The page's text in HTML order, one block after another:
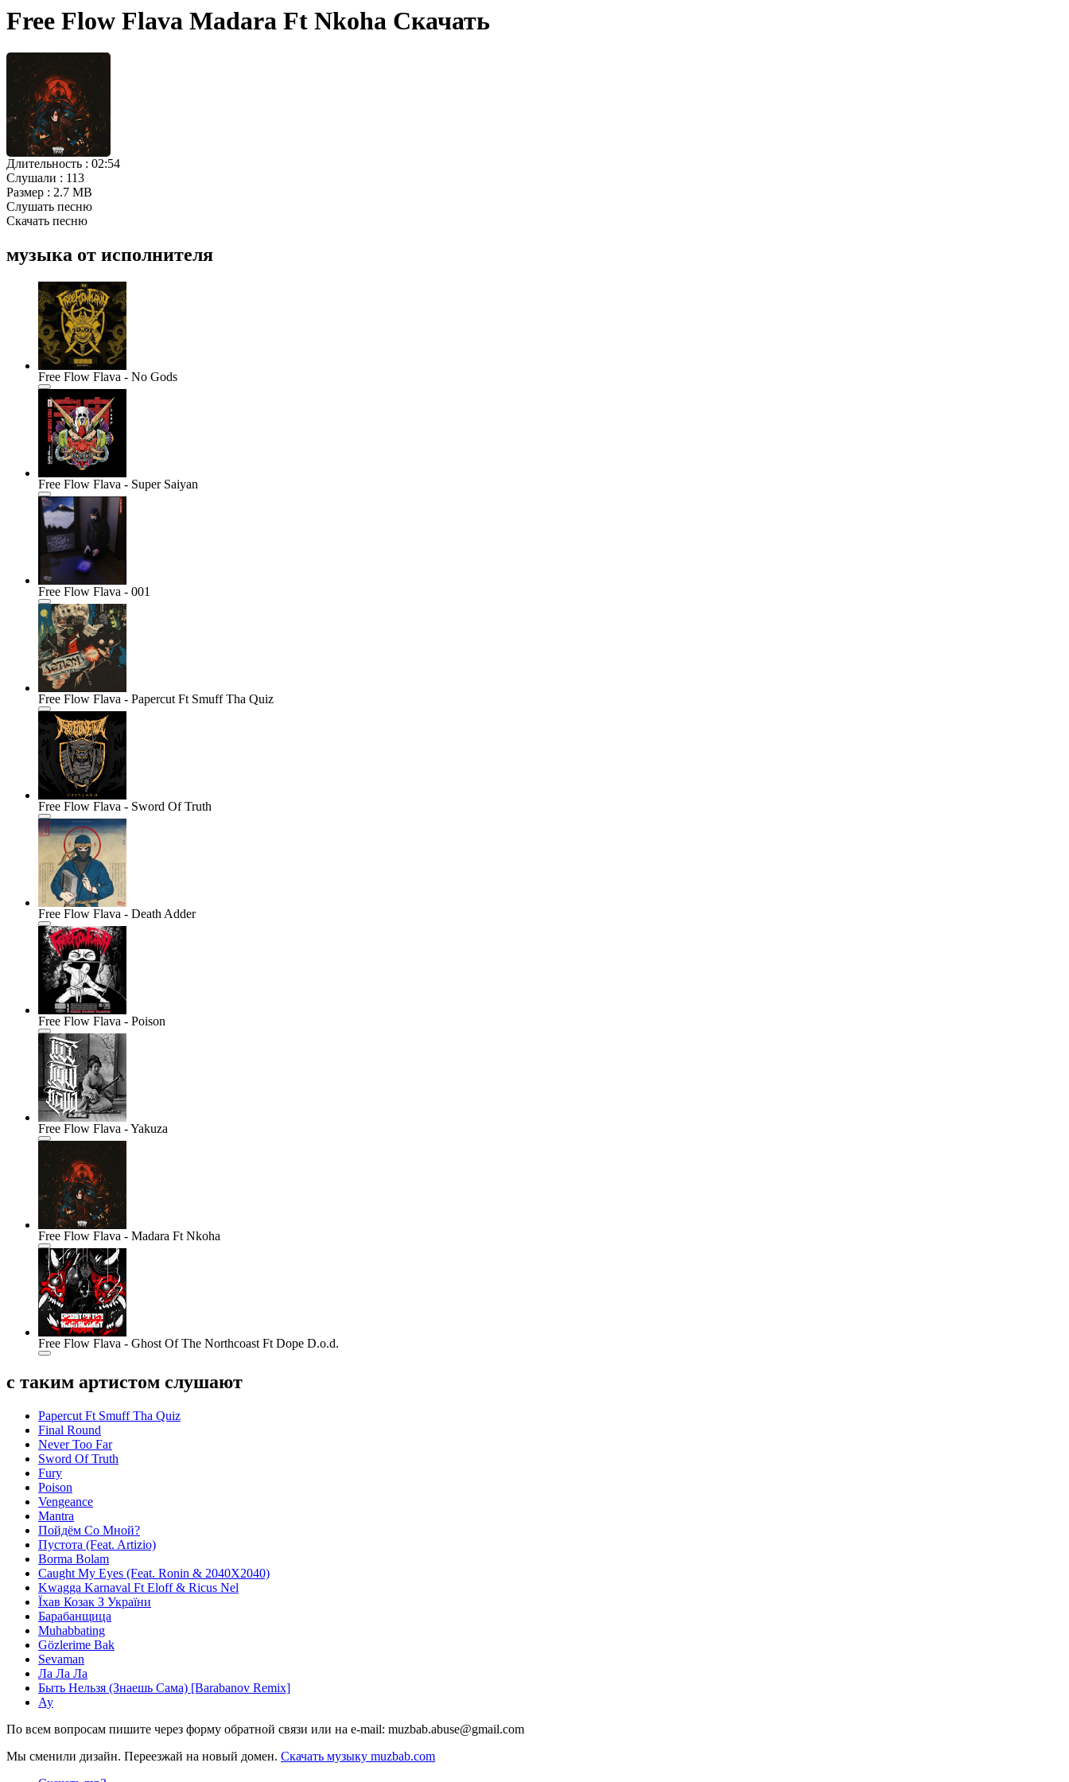
Free Flow Flava Madara Ft Nkoha Скачать
Длительность : 02:54
Слушали : 113
Размер : 2.7 MB
Слушать песню
Скачать песню
музыка от исполнителя
Free Flow Flava - No Gods
Free Flow Flava - Super Saiyan
Free Flow Flava - 001
Free Flow Flava - Papercut Ft Smuff Tha Quiz
Free Flow Flava - Sword Of Truth
Free Flow Flava - Death Adder
Free Flow Flava - Poison
Free Flow Flava - Yakuza
Free Flow Flava - Madara Ft Nkoha
Free Flow Flava - Ghost Of The Northcoast Ft Dope D.o.d.
с таким артистом слушают
Papercut Ft Smuff Tha Quiz
Final Round
Never Too Far
Sword Of Truth
Fury
Poison
Vengeance
Mantra
Пойдём Со Мной?
Пустота (Feat. Artizio)
Borma Bolam
Caught My Eyes (Feat. Ronin & 2040X2040)
Kwagga Karnaval Ft Eloff & Ricus Nel
Їхав Козак З України
Барабанщица
Muhabbating
Gözlerime Bak
Sevaman
Ла Ла Ла
Быть Нельзя (Знаешь Сама) [Barabanov Remix]
Ау
По всем вопросам пишите через форму обратной связи или на e-mail: muzbab.abuse@gmail.com
Мы сменили дизайн. Переезжай на новый домен. Скачать музыку muzbab.com